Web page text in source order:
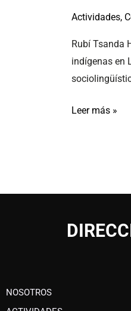
Actividades,
Rubí Tsanda
indígenas en
Leer más »
NOSOTROS